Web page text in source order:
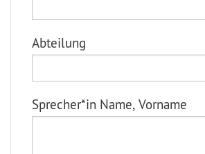
Abteilung
Sprecher*in Name, Vorname